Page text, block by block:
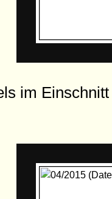
im